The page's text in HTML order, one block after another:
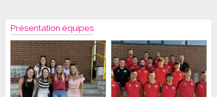
Présentation équipes